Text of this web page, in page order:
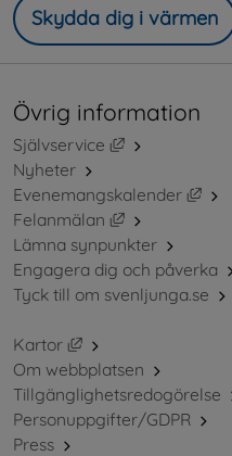
Skydda dig i värmen
Övrig information
Självservice
Länk till
Nyheter
Evenemangskalender
Felanmälan
Länk till
Lämna synpunkter
Engagera dig och påverka
Tyck till om svenljunga.se
Kartor
Länk till annan
Om webbplatsen
Tillgänglighetsredogörelse
Personuppgifter/GDPR
Press